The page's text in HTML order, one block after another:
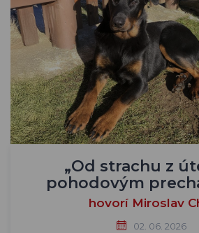
„Od strachu z
pohodovým
hovorí Miroslav
02. 06. 2026